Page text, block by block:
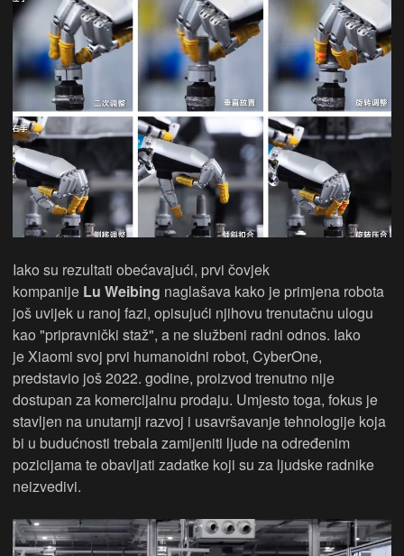
Iako su rezultati obećavajući, prvi čovjek
kompanije Lu Weibing naglašava kako je primjena robota
još uvijek u ranoj fazi, opisujući njihovu trenutačnu ulogu
kao "pripravnički staž", a ne službeni radni odnos. Iako
je Xiaomi svoj prvi humanoidni robot, CyberOne,
predstavio još 2022. godine, proizvod trenutno nije
dostupan za komercijalnu prodaju. Umjesto toga, fokus je
stavljen na unutarnji razvoj i usavršavanje tehnologije koja
bi u budućnosti trebala zamijeniti ljude na određenim
pozicijama te obavljati zadatke koji su za ljudske radnike
neizvedivi.